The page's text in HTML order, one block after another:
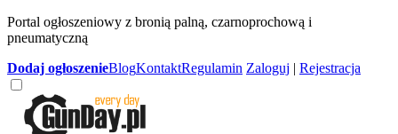
Portal ogłoszeniowy z bronią palną, czarnoprochową i
pneumatyczną
Dodaj ogłoszenieBlogKontaktRegulamin Zaloguj | Rejestracja